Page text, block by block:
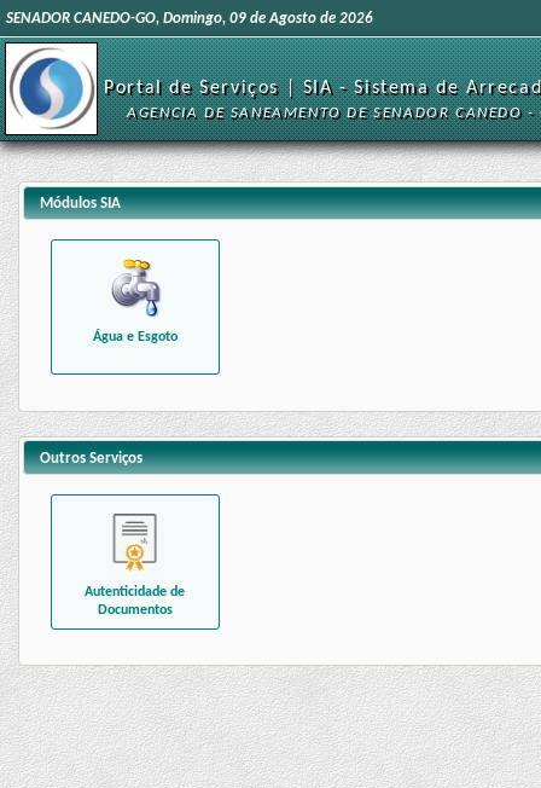
SENADOR CANEDO-GO, Domingo, 09 de Agosto de 2026
Portal de Serviços | SIA - Sistema de
AGENCIA DE SANEAMENTO DE SENADOR CANEDO -
Módulos SIA
Água e Esgoto
Outros Serviços
Autenticidade de
Documentos